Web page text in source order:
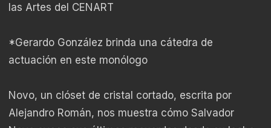
las Artes del CENART
*Gerardo González brinda una cátedra de
actuación en este monólogo
Novo, un clóset de cristal cortado, escrita por
Alejandro Román, nos muestra cómo Salvador